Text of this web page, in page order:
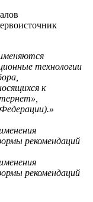
технологии
к
рекомендаций
рекомендаций